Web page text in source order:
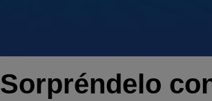
Sorpréndelo